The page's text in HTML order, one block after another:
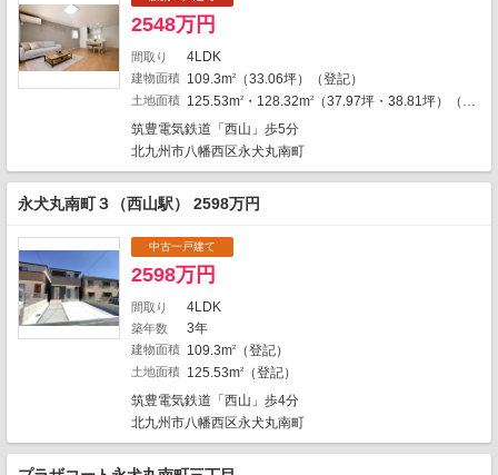
4
6
1
1
1
1
1
3
2548万円
間取り 4LDK
建物面積 109.3m2 （33.06坪）（登記）
土地面積 125.53m2 ・128.32m2
（37.97坪・38.81坪）（登記）
筑豊電気鉄道「西山」歩5分
北九州市八幡西区永犬丸南町
永犬丸南町３（西山駅） 2598万円
中古一戸建て
2598万円
間取り 4LDK
築年数 3年
建物面積 109.3m2 （登記）
土地面積 125.53m2
（登記）
筑豊電気鉄道「西山」歩4分
北九州市八幡西区永犬丸南町